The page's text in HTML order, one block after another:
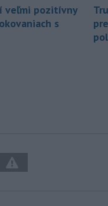
veľmi pozitívny
s